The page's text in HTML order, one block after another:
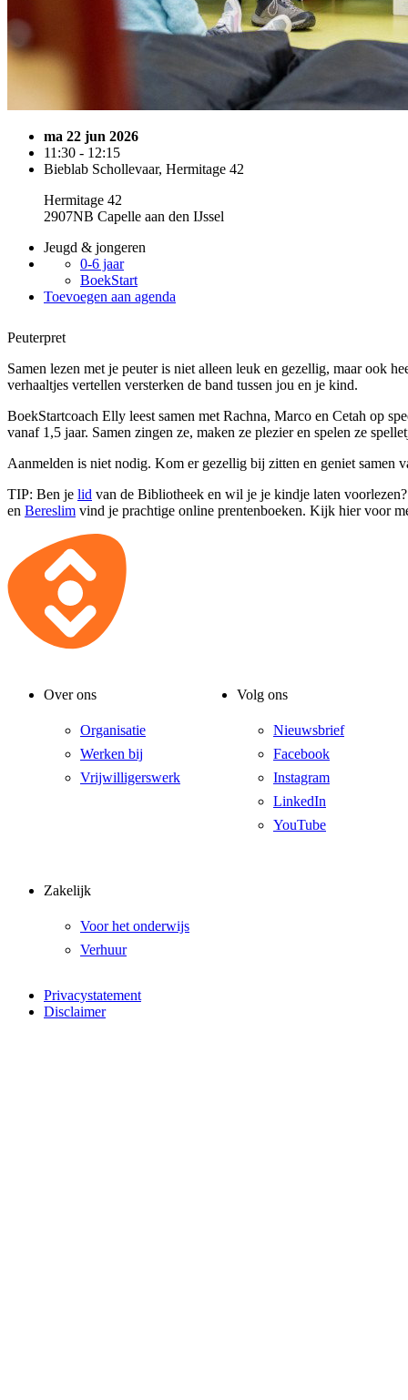
ma 22 jun 2026
11:30 - 12:15
Bieblab Schollevaar, Hermitage 42
Hermitage 42
2907NB Capelle aan den IJssel
Jeugd & jongeren
0-6 jaar
BoekStart
Toevoegen aan agenda
Peuterpret
Samen lezen met je peuter is niet alleen leuk en gezellig, maar ook
verhaaltjes vertellen versterken de band tussen jou en je kind.
BoekStartcoach Elly leest samen met Rachna, Marco en Cetah op
vanaf 1,5 jaar. Samen zingen ze, maken ze plezier en spelen ze
Aanmelden is niet nodig. Kom er gezellig bij zitten en geniet samen
TIP: Ben je lid van de Bibliotheek en wil je je kindje laten
en Bereslim vind je prachtige online prentenboeken. Kijk hier voor
Over ons
Organisatie
Werken bij
Vrijwilligerswerk
Volg ons
Nieuwsbrief
Facebook
Instagram
LinkedIn
YouTube
Zakelijk
Voor het onderwijs
Verhuur
Privacystatement
Disclaimer